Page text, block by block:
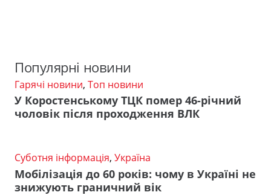
Популярні новини
Гарячі новини, Топ новини
У Коростенському ТЦК помер 46-річний
чоловік після проходження ВЛК
Суботня інформація, Україна
Мобілізація до 60 років: чому в Україні не
знижують граничний вік